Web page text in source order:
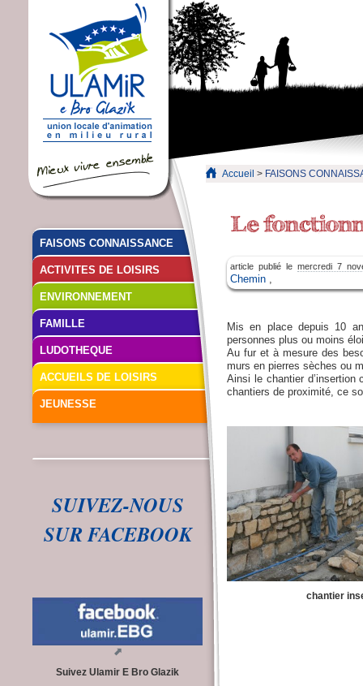
Accueil > FAISONS
article publié le mercredi 7
Chemin
Mis en place depuis 10
personnes plus ou moins
Au fur et à mesure des
murs en pierres sèches ou
Ainsi le chantier d’insertion
chantiers de proximité, ce
chantier
FAISONS CONNAISSANCE
ACTIVITES DE LOISIRS
ENVIRONNEMENT
FAMILLE
LUDOTHEQUE
ACCUEILS DE LOISIRS
JEUNESSE
SUIVEZ-NOUS
SUR FACEBOOK
Suivez Ulamir E Bro Glazik